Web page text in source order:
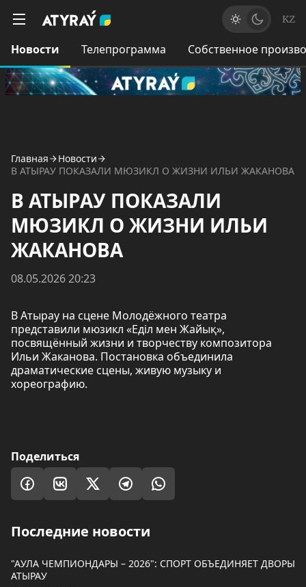
KZ
Новости Телепрограмма Собственное
Главная
Новости
В АТЫРАУ ПОКАЗАЛИ МЮЗИКЛ О ЖИЗНИ ИЛЬИ ЖАКАНОВА
В АТЫРАУ ПОКАЗАЛИ
МЮЗИКЛ О ЖИЗНИ ИЛЬИ
ЖАКАНОВА
08.05.2026 20:23
В Атырау на сцене Молодёжного театра
представили мюзикл «Еділ мен Жайық»,
посвящённый жизни и творчеству композитора
Ильи Жаканова. Постановка объединила
драматические сцены, живую музыку и
хореографию.
Поделиться
Последние новости
"АУЛА ЧЕМПИОНДАРЫ – 2026": СПОРТ ОБЪЕДИНЯЕТ ДВОРЫ
АТЫРАУ